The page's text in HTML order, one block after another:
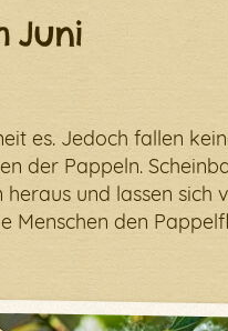
Juni
es. Jedoch fallen
der Pappeln.
und lassen sich
Menschen den